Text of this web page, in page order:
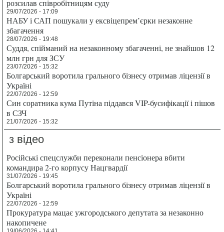
розсилав співробітницям суду
29/07/2026 - 17:09
НАБУ і САП пошукали у ексвіцепрем’єрки незаконне
збагачення
28/07/2026 - 19:48
Суддя, спійманий на незаконному збагаченні, не знайшов 12
млн грн для ЗСУ
23/07/2026 - 15:32
Болгарський воротила грального бізнесу отримав ліцензії в
Україні
22/07/2026 - 12:59
Син соратника кума Путіна піддався VIP-бусифікації і пішов
в СЗЧ
21/07/2026 - 15:32
з відео
Російські спецслужби переконали пенсіонера вбити
командира 2-го корпусу Нацгвардії
31/07/2026 - 19:45
Болгарський воротила грального бізнесу отримав ліцензії в
Україні
22/07/2026 - 12:59
Прокуратура мацає ужгородського депутата за незаконно
накопичене